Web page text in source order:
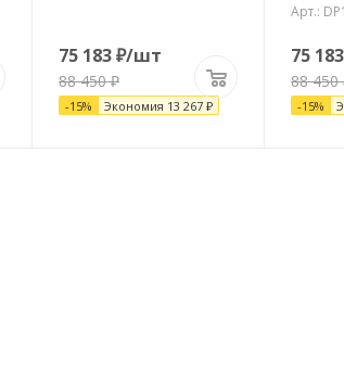
75 183₽/шт
88 450₽
-15% Экономия 13 267 ₽
Арт.:
75 183
88 450
-15%